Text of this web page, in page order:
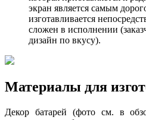
экран является самым
изготавливается
сложен в исполнении
дизайн по вкусу).
Материалы для
Декор батарей (фото см. в